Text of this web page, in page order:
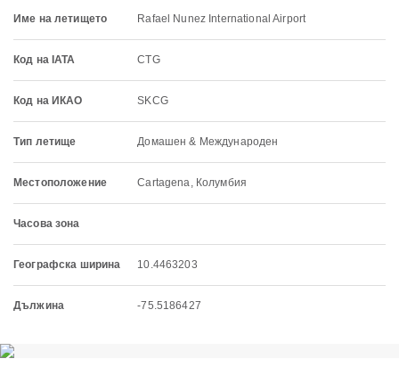
Име на летището Rafael Nunez International Airport
Код на IATA CTG
Код на ИКАО SKCG
Тип летище Домашен & Международен
Местоположение Cartagena, Колумбия
Часова зона
Географска ширина 10.4463203
Дължина -75.5186427